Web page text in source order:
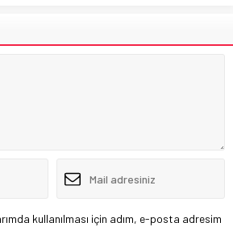
kullanılması için adım, e-posta adresim